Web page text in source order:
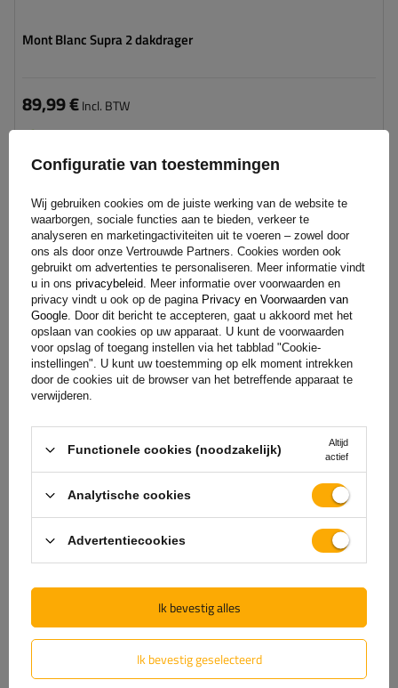
Mont Blanc Supra 2 dakdrager
89,99 €Incl. BTW
Product beschikbaar in grote hoeveelheden
We verzenden al
winkelwagen
toevoegen
De officiële webshop van
de fabrikant
GARANTIE OP KWALITEIT EN AUTHENTICITEIT
koopt, kiest u ervoor om
rechtstreeks bij de fabrikant te kopen. U bent er
100% zeker van dat het product origineel is en dat
de transactie volledig veilig is. Wij ontwerpen en
bouwen onze aanhangwagens zelf, daarom bieden
wij u volledige technische ondersteuning en
constante toegang tot originele reserveonderdelen.
Kies voor beproefde oplossingen van de marktleider.
Configuratie van toestemmingen
Wij gebruiken cookies om de juiste werking van de website te
waarborgen, sociale functies aan te bieden, verkeer te
analyseren en marketingactiviteiten uit te voeren – zowel door
ons als door onze Vertrouwde Partners. Cookies worden ook
gebruikt om advertenties te personaliseren. Meer informatie vindt
u in ons privacybeleid. Meer informatie over voorwaarden en
privacy vindt u ook op de pagina Privacy en Voorwaarden van
Google. Door dit bericht te accepteren, gaat u akkoord met het
opslaan van cookies op uw apparaat. U kunt de voorwaarden
voor opslag of toegang instellen via het tabblad "Cookie-
instellingen". U kunt uw toestemming op elk moment intrekken
door de cookies uit de browser van het betreffende apparaat te
verwijderen.
Functionele cookies (noodzakelijk)
Altijd
actief
Analytische cookies
Advertentiecookies
Ik bevestig geselecteerd
Ik bevestig alles